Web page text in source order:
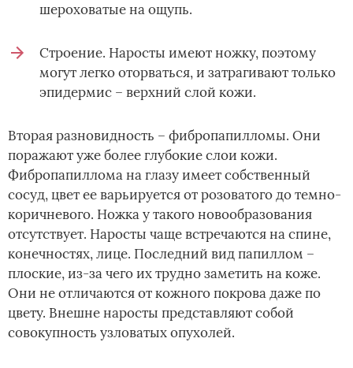
шероховатые на ощупь.
Строение. Наросты имеют ножку, поэтому
могут легко оторваться, и затрагивают только
эпидермис – верхний слой кожи.
Вторая разновидность – фибропапилломы. Они
поражают уже более глубокие слои кожи.
Фибропапиллома на глазу имеет собственный
сосуд, цвет ее варьируется от розоватого до темно-
коричневого. Ножка у такого новообразования
отсутствует. Наросты чаще встречаются на спине,
конечностях, лице. Последний вид папиллом –
плоские, из-за чего их трудно заметить на коже.
Они не отличаются от кожного покрова даже по
цвету. Внешне наросты представляют собой
совокупность узловатых опухолей.